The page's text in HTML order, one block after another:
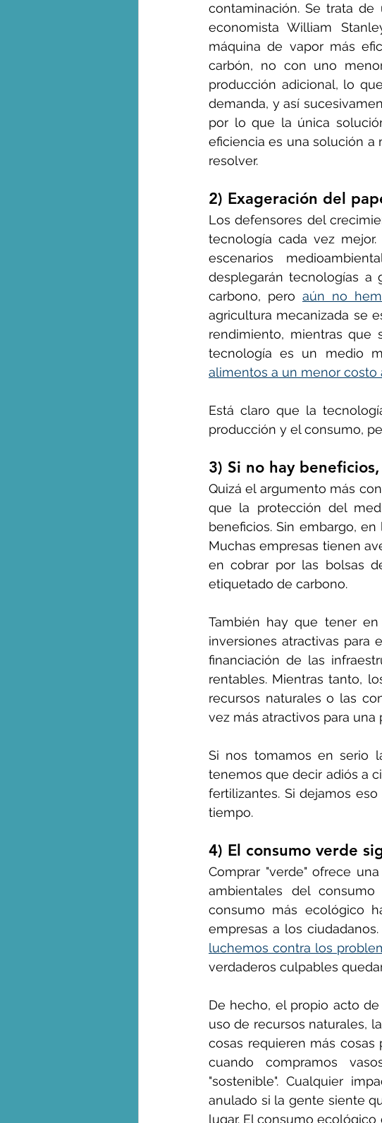
contaminación. Se trata
economista William
máquina de vapor más
carbón, no con uno
producción adicional, lo
demanda, y así
por lo que la única
eficiencia es una solución a
resolver.
2) Exageración del
Los defensores del
tecnología cada vez
escenarios
desplegarán tecnologías a
carbono, pero aún no
agricultura mecanizada se
rendimiento, mientras
tecnología es un medio
alimentos a un menor costo
Está claro que la
producción y el consumo,
3) Si no hay
Quizá el argumento más
que la protección del
beneficios. Sin embargo,
Muchas empresas tienen
en cobrar por las bolsas
etiquetado de carbono.
También hay que tener
inversiones atractivas para
financiación de las
rentables. Mientras tanto,
recursos naturales o las
vez más atractivos para una
Si nos tomamos en serio
tenemos que decir adiós a
fertilizantes. Si dejamos
tiempo.
4) El consumo verde
Comprar "verde" ofrece
ambientales del
consumo más ecológico
empresas a los
luchemos contra los
verdaderos culpables
De hecho, el propio acto
uso de recursos naturales,
cosas requieren más
cuando compramos
"sostenible". Cualquier
anulado si la gente siente
lugar. El consumo